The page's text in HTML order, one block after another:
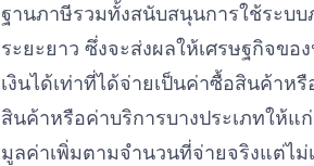
ฐานภาษีรวมทั้งสนับสนุนการใช้ระบ
ระยะยาว ซึ่งจะส่งผลให้เศรษฐกิจข
เงินได้เท่าที่ได้จ่ายเป็นค่าซื้อสินค้าห
สินค้าหรือค่าบริการบางประเภทให้แ
มูลค่าเพิ่มตามจำนวนที่จ่ายจริงแต่ไม่